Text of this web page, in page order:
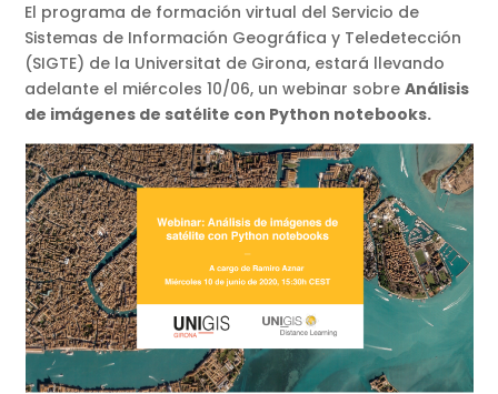
El programa de formación virtual del Servicio de
Sistemas de Información Geográfica y Teledetección
(SIGTE) de la Universitat de Girona, estará llevando
adelante el miércoles 10/06, un webinar sobreAnálisis
de imágenes de satélite con Python notebooks.